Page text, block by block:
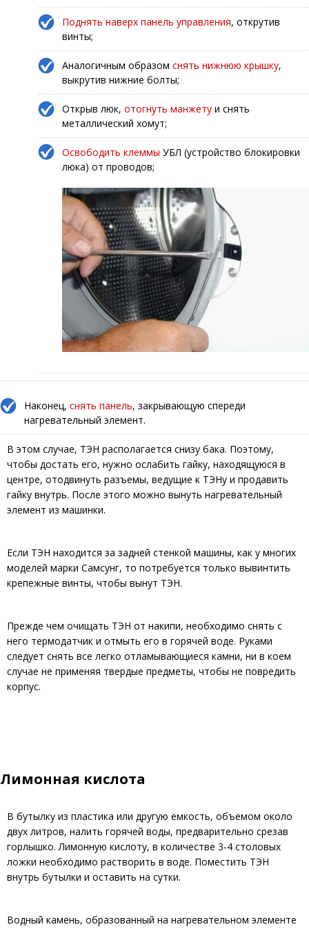
Поднять наверх панель управления, открутив
винты;
Аналогичным образом снять нижнюю крышку,
выкрутив нижние болты;
Открыв люк, отогнуть манжету и снять
металлический хомут;
Освободить клеммы УБЛ (устройство блокировки
люка) от проводов;
Наконец, снять панель, закрывающую спереди
нагревательный элемент.
В этом случае, ТЭН располагается снизу бака. Поэтому,
чтобы достать его, нужно ослабить гайку, находящуюся в
центре, отодвинуть разъемы, ведущие к ТЭНу и продавить
гайку внутрь. После этого можно вынуть нагревательный
элемент из машинки.
Если ТЭН находится за задней стенкой машины, как у многих
моделей марки Самсунг, то потребуется только вывинтить
крепежные винты, чтобы вынут ТЭН.
Прежде чем очищать ТЭН от накипи, необходимо снять с
него термодатчик и отмыть его в горячей воде. Руками
следует снять все легко отламывающиеся камни, ни в коем
случае не применяя твердые предметы, чтобы не повредить
корпус.
Лимонная кислота
В бутылку из пластика или другую емкость, объемом около
двух литров, налить горячей воды, предварительно срезав
горлышко. Лимонную кислоту, в количестве 3-4 столовых
ложки необходимо растворить в воде. Поместить ТЭН
внутрь бутылки и оставить на сутки.
Водный камень, образованный на нагревательном элементе